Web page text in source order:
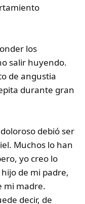
los
salir huyendo.
de angustia
durante gran
debió ser
Muchos lo han
yo creo lo
de mi padre,
mi madre.
decir, de